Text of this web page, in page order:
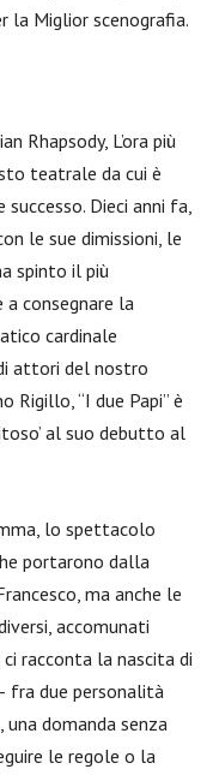
la Miglior scenografia.
Rhapsody, L’ora più
teatrale da cui è
Dieci anni fa,
le sue dimissioni, le
spinto il più
a consegnare la
cardinale
attori del nostro
Rigillo, “I due Papi” è
al suo debutto al
lo spettacolo
portarono dalla
ma anche le
accomunati
racconta la nascita di
fra due personalità
domanda senza
le regole o la